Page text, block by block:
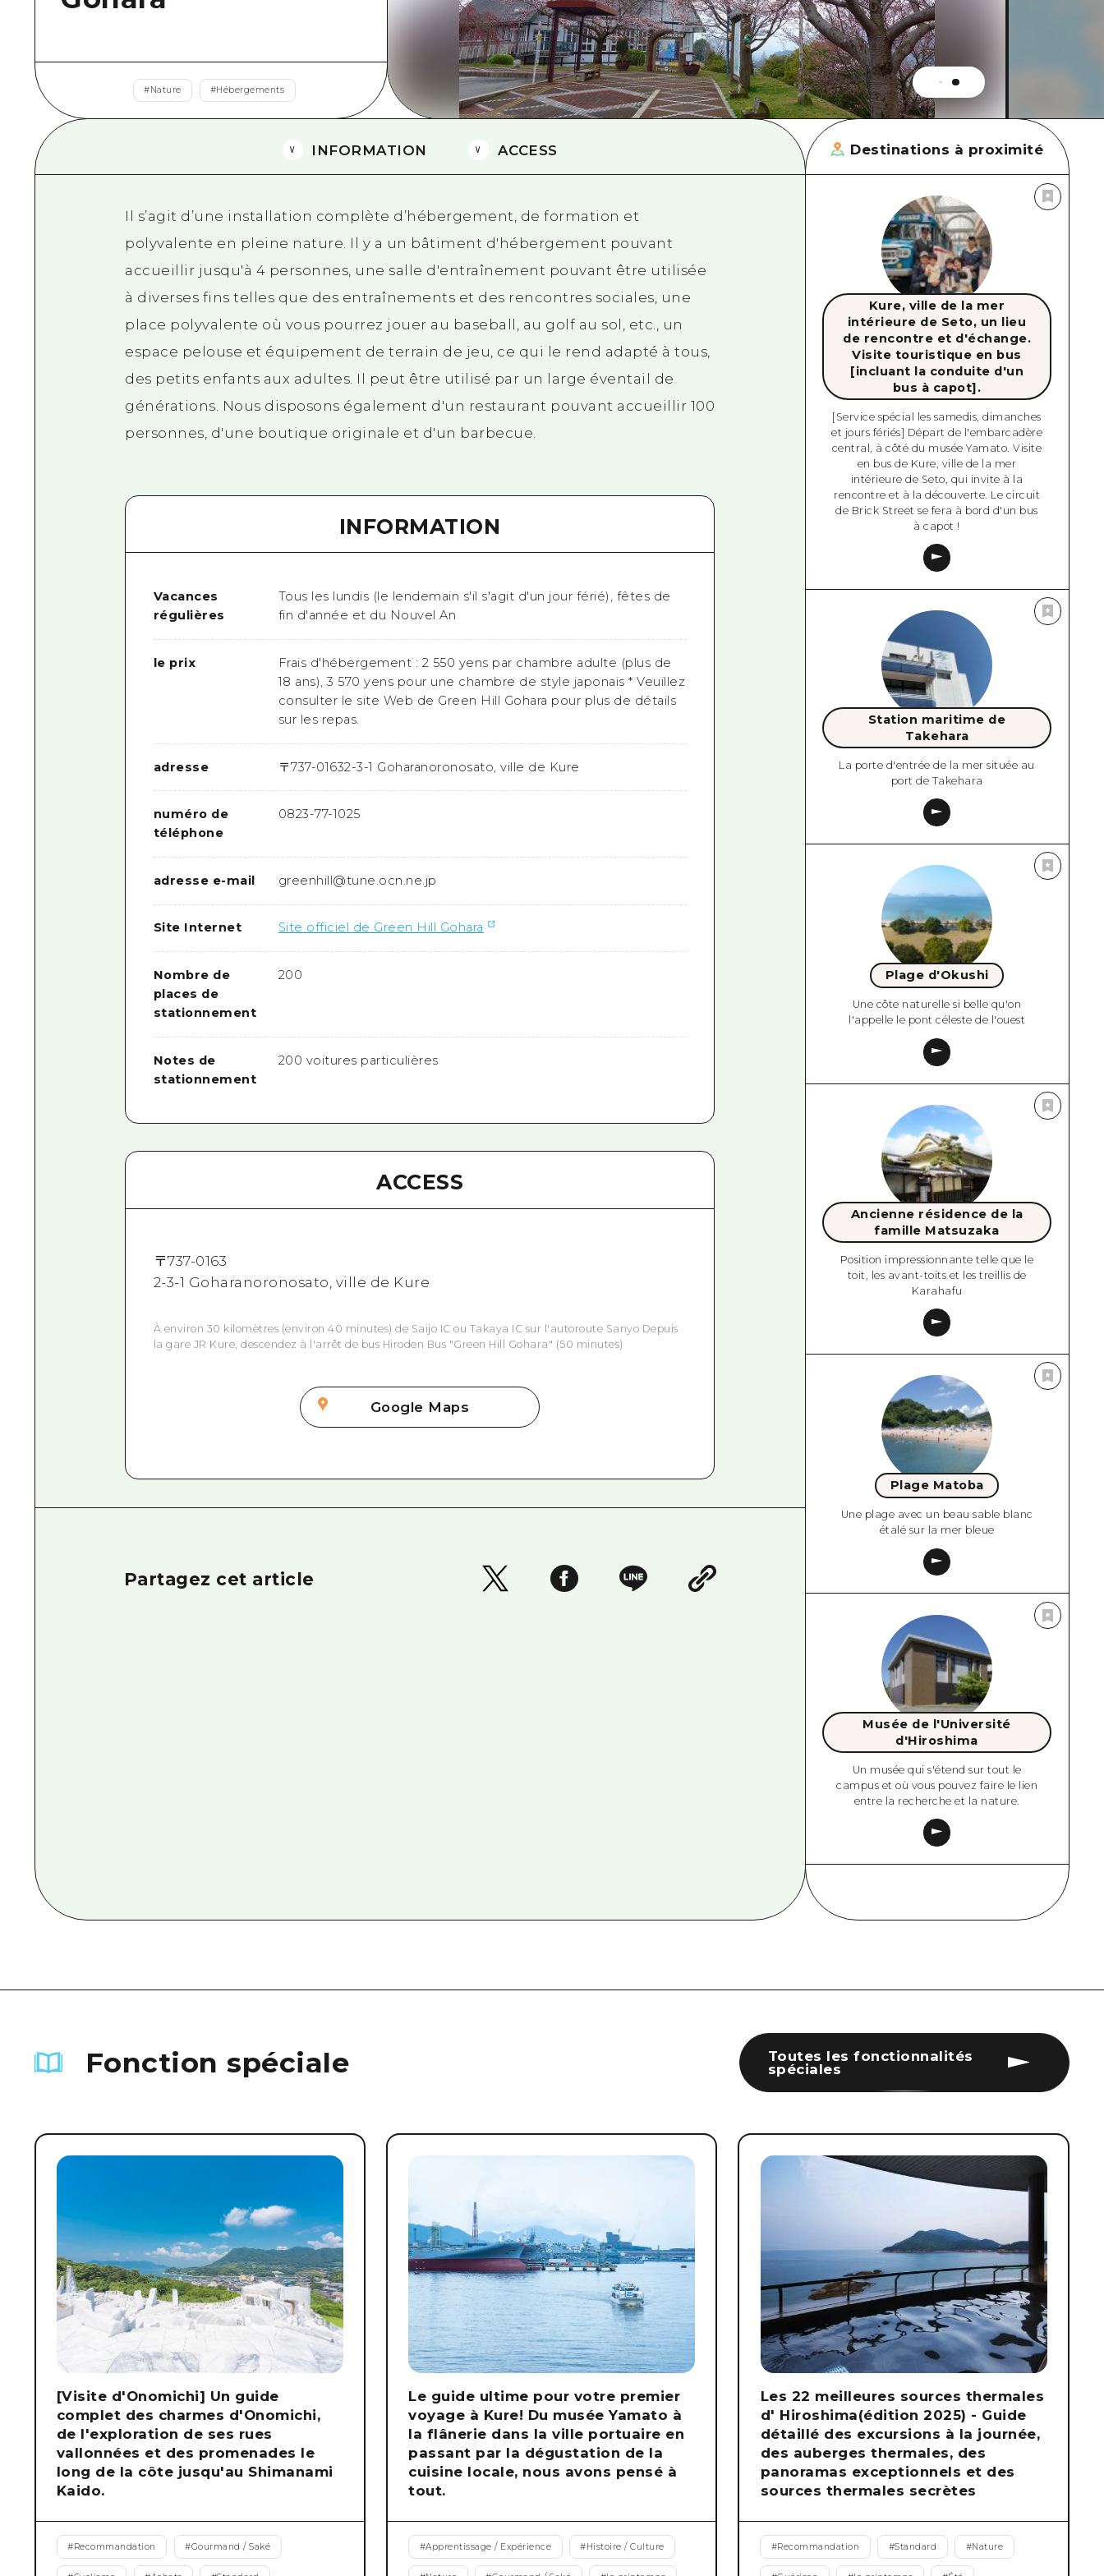
Est de Yamaguchi
Ehime
Shimane
#Nature #Hébergements
INFORMATION ACCESS
Il s’agit d’une installation complète d’hébergement, de formation et
polyvalente en pleine nature. Il y a un bâtiment d'hébergement pouvant
accueillir jusqu'à 4 personnes, une salle d'entraînement pouvant être utilisée
à diverses fins telles que des entraînements et des rencontres sociales, une
place polyvalente où vous pourrez jouer au baseball, au golf au sol, etc., un
espace pelouse et équipement de terrain de jeu, ce qui le rend adapté à tous,
des petits enfants aux adultes. Il peut être utilisé par un large éventail de
générations. Nous disposons également d'un restaurant pouvant accueillir 100
personnes, d'une boutique originale et d'un barbecue.
INFORMATION
Vacances
régulières
Tous les lundis (le lendemain s'il s'agit d'un jour férié), fêtes de
fin d'année et du Nouvel An
le prix
Frais d'hébergement : 2 550 yens par chambre adulte (plus de
18 ans), 3 570 yens pour une chambre de style japonais * Veuillez
consulter le site Web de Green Hill Gohara pour plus de détails
sur les repas.
adresse 〒737-01632-3-1 Goharanoronosato, ville de Kure
numéro de
téléphone
0823-77-1025
adresse e-mail greenhill@tune.ocn.ne.jp
Site Internet Site officiel de Green Hill Gohara
Nombre de
places de
stationnement
200
Notes de
stationnement
200 voitures particulières
ACCESS
〒737-0163
2-3-1 Goharanoronosato, ville de Kure
À environ 30 kilomètres (environ 40 minutes) de Saijo IC ou Takaya IC sur l'autoroute Sanyo Depuis
la gare JR Kure, descendez à l'arrêt de bus Hiroden Bus "Green Hill Gohara" (50 minutes)
Google Maps
Partagez cet article
Destinations à proximité
Kure, ville de la mer
intérieure de Seto, un lieu
de rencontre et d'échange.
Visite touristique en bus
[incluant la conduite d'un
bus à capot].
[Service spécial les samedis, dimanches
et jours fériés] Départ de l'embarcadère
central, à côté du musée Yamato. Visite
en bus de Kure, ville de la mer
intérieure de Seto, qui invite à la
rencontre et à la découverte. Le circuit
de Brick Street se fera à bord d'un bus
à capot !
Station maritime de
Takehara
La porte d'entrée de la mer située au
port de Takehara
Plage d'Okushi
Une côte naturelle si belle qu'on
l'appelle le pont céleste de l'ouest
Ancienne résidence de la
famille Matsuzaka
Position impressionnante telle que le
toit, les avant-toits et les treillis de
Karahafu
Plage Matoba
Une plage avec un beau sable blanc
étalé sur la mer bleue
Musée de l'Université
d'Hiroshima
Un musée qui s'étend sur tout le
campus et où vous pouvez faire le lien
entre la recherche et la nature.
Fonction spéciale
Toutes les fonctionnalités
spéciales
[Visite d'Onomichi] Un guide
complet des charmes d'Onomichi,
de l'exploration de ses rues
vallonnées et des promenades le
long de la côte jusqu'au Shimanami
Kaido.
#Recommandation #Gourmand / Saké
Le guide ultime pour votre premier
voyage à Kure! Du musée Yamato à
la flânerie dans la ville portuaire en
passant par la dégustation de la
cuisine locale, nous avons pensé à
tout.
#Apprentissage / Expérience #Histoire / Culture
Les 22 meilleures sources thermales
d' Hiroshima(édition 2025) - Guide
détaillé des excursions à la journée,
des auberges thermales, des
panoramas exceptionnels et des
sources thermales secrètes
#Recommandation #Standard #Nature